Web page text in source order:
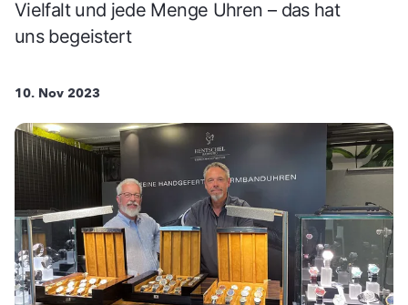
Vielfalt und jede Menge Uhren – das hat
uns begeistert
10. Nov 2023